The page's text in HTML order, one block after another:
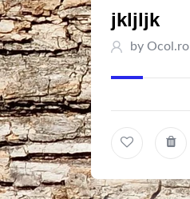
jkljljk
by Ocol.ro